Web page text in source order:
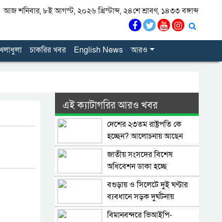
আজ শনিবার, ৮ই আগস্ট, ২০২৬ খ্রিস্টাব্দ, ২৪শে শ্রাবণ, ১৪৩৩ বঙ্গাব্দ
চাকরির খবর English News আরও
এই ক্যাটাগরির আরও খবর
দেশের ২৩তম রাষ্ট্রপতি কে
হচ্ছেন? আলোচনায় আছেন
কারা?
জাতীয় সংসদের বিশেষ
অধিবেশন ডাকা হচ্ছে
বগুড়ায় ও সিলেটে দুই ঘণ্টার
ব্যবধানে সড়ক দুর্ঘটনায়
শিশুসহ প্রাণ গেল ১৫ জনের
বিমানবন্দরে ভিআইপি-